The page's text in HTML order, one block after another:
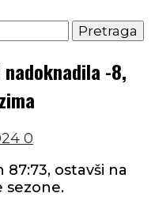
-8,
0
ostavši na
sezone.